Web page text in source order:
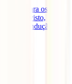
viajar para os
ESTA, visto,
de condução.